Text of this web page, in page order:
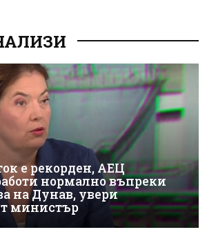
е рекорден, АЕЦ
нормално въпреки
на Дунав, увери
министър